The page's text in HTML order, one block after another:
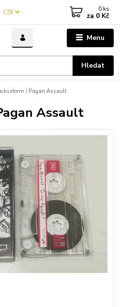
Menu
CZK
Hledat
0 ks
za 0 Kč
/ Pagan Assault
Assault